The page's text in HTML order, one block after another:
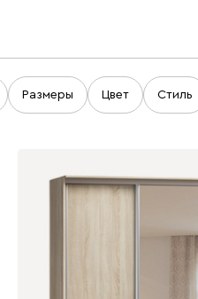
Размеры Цвет Стиль